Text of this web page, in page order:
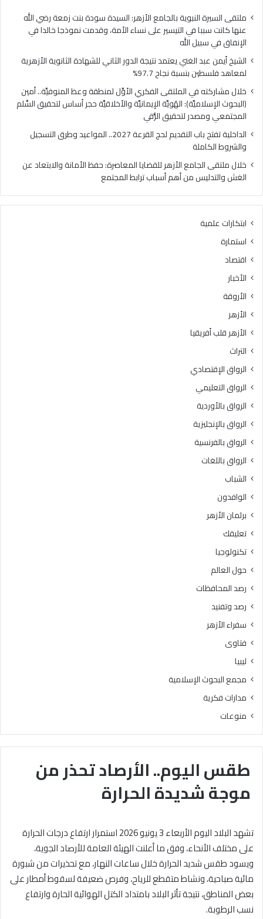
طقس اليوم.. الأرصاد تحذر من
موجة شديدة الحرارة
تشهد البلاد اليوم الأربعاء 3 يونيو 2026 استمرار ارتفاع درجات الحرارة
على مختلف الأنحاء، وفق ما أعلنت الهيئة العامة للأرصاد الجوية،
ويسود طقس شديد الحرارة خلال ساعات النهار، مع تحذيرات من شبورة
مائية صباحية، ونشاط متقطع للرياح، وفرص ضعيفة لسقوط أمطار على
بعض المناطق، نتيجة تأثر البلاد بامتداد الكتل الهوائية الحارة وارتفاع
نسب الرطوبة.
بنسبة
نجاح
97.7%
ملتقى السيرة النبوية بالجامع الأزهر: السيدة سودة بنت زمعة رضي الله
عنها كانت سببا في التيسير على نساء الأمة، وقدمت نموذجا خالدا في
الإنفاق في سبيل الله
الشيخ أيمن عبد الغني يعتمد نتيجة الدور الثاني للشهادة الثانوية الأزهرية
لمعاهد فلسطين بنسبة نجاح 97.7%
خلال مشاركته في الملتقى الفكري الأوَّل لمنطقة وعظ المنوفيَّة.. أمين
(البحوث الإسلاميَّة): الهُويَّة الإيمانيَّة والأخلاقيَّة حجر أساس لتحقيق السِّلم
المجتمعي ومصدر لتحقيق الرُّقي
الداخلية تفتح باب التقديم لحج القرعة 2027.. المواعيد وطرق التسجيل
والشروط الكاملة
خلال ملتقى الجامع الأزهر للقضايا المعاصرة: حفظ الأمانة والابتعاد عن
الغش والتدليس من أهم أسباب ترابط المجتمع
ابتكارات علمية
استمارة
اقتصاد
الأخبار
الأروقة
الأزهر
الأزهر قلب أفريقيا
التراث
الرواق الإقتصادي
الرواق التعليمي
الرواق بالأوردية
الرواق بالإنجليزية
الرواق بالفرنسية
الرواق باللغات
الشباب
الوافدون
برلمان الأزهر
تعليقك
تكنولوجيا
حول العالم
رصد المحافظات
رصد وتفنيد
سفراء الأزهر
فتاوى
ليبيا
مجمع البحوث الإسلامية
مدارات فكرية
منوعات